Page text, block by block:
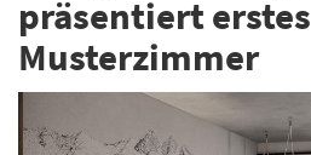
präsentiert erstes
Musterzimmer